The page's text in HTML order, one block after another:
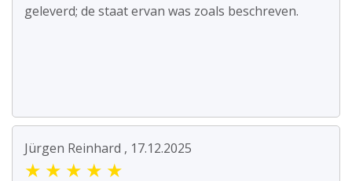
geleverd; de staat ervan was zoals beschreven.
Jürgen Reinhard , 17.12.2025
★ ★ ★ ★ ★